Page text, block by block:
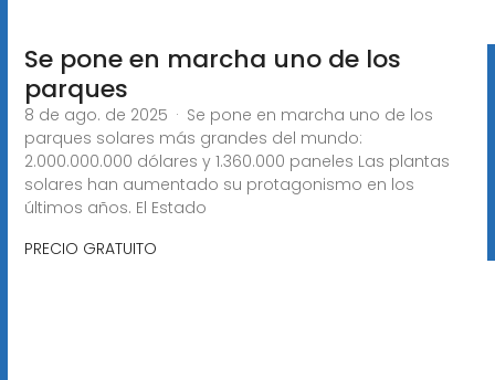
Se pone en marcha uno de los
parques
8 de ago. de 2025 · Se pone en marcha uno de los
parques solares más grandes del mundo:
2.000.000.000 dólares y 1.360.000 paneles Las plantas
solares han aumentado su protagonismo en los
últimos años. El Estado
PRECIO GRATUITO